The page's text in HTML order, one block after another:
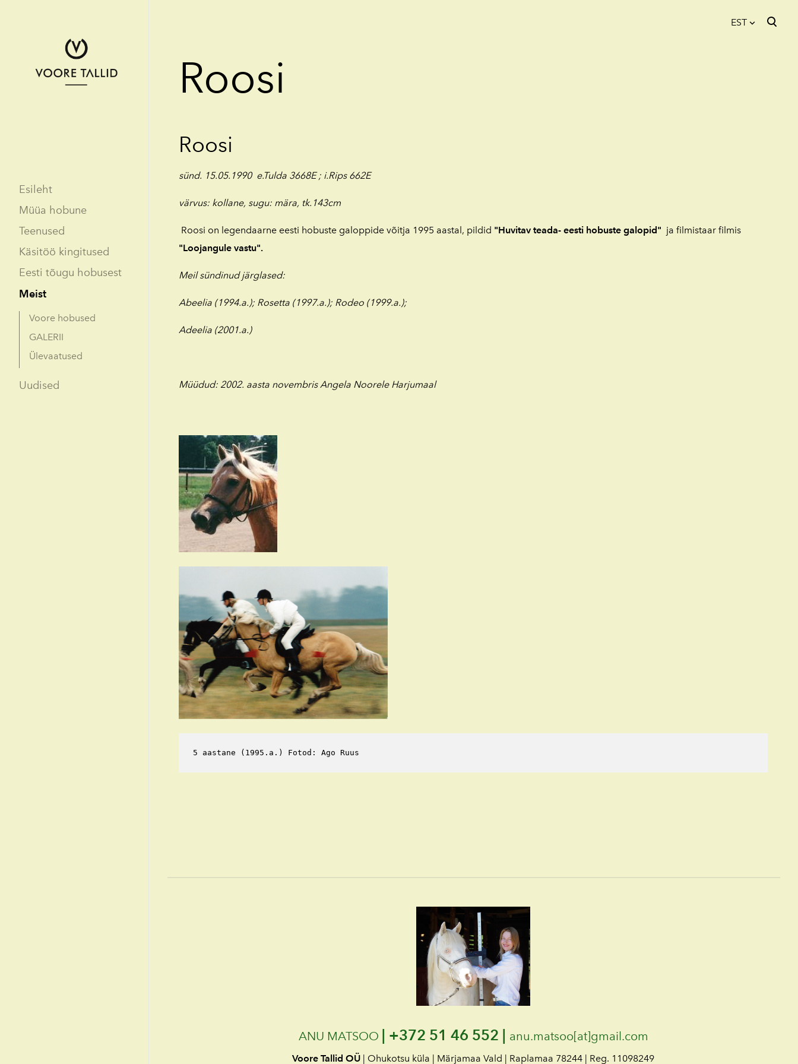
EST
Esileht
Müüa hobune
Teenused
Käsitöö kingitused
Eesti tõugu hobusest
Meist
Voore hobused
GALERII
Ülevaatused
Uudised
Roosi
Roosi
sünd. 15.05.1990 e.Tulda 3668E ; i.Rips 662E
värvus: kollane, sugu: mära, tk.143cm
Roosi on legendaarne eesti hobuste galoppide võitja 1995 aastal, pildid "Huvitav teada- eesti hobuste galopid" ja filmistaar filmis
"Loojangule vastu".
Meil sündinud järglased:
Abeelia (1994.a.); Rosetta (1997.a.); Rodeo (1999.a.);
Adeelia (2001.a.)
Müüdud: 2002. aasta novembris Angela Noorele Harjumaal
5 aastane (1995.a.) Fotod: Ago Ruus
ANU MATSOO | +372 51 46 552 | anu.matsoo[at]gmail.com
Voore Tallid OÜ | Ohukotsu küla | Märjamaa Vald | Raplamaa 78244 | Reg. 11098249